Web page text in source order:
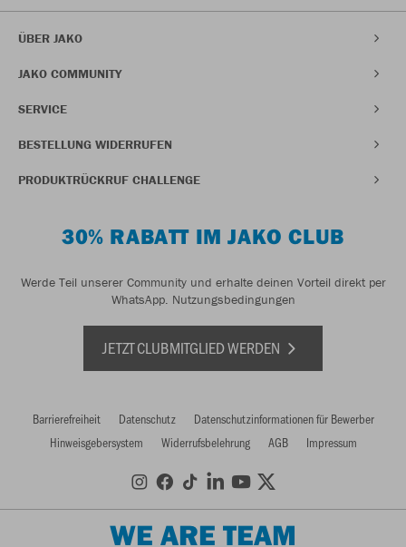
ÜBER JAKO
JAKO COMMUNITY
SERVICE
BESTELLUNG WIDERRUFEN
PRODUKTRÜCKRUF CHALLENGE
30% RABATT IM JAKO CLUB
Werde Teil unserer Community und erhalte deinen Vorteil direkt per
WhatsApp. Nutzungsbedingungen
JETZT CLUBMITGLIED WERDEN
Barrierefreiheit Datenschutz
Datenschutzinformationen für Bewerber
Hinweisgebersystem
Widerrufsbelehrung AGB Impressum
WE ARE TEAM